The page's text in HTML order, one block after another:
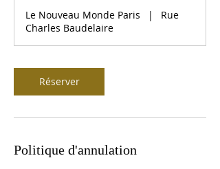
Le Nouveau Monde Paris
|
Rue
Charles Baudelaire
Réserver
Politique d'annulation